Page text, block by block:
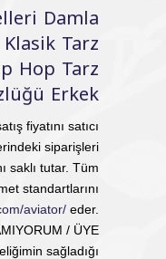
Damla
Tarz
Hop Tarz
Erkek
fiyatını satıcı
siparişleri
saklı tutar. Tüm
standartlarını
aviator/ eder.
/ ÜYE
sağladığı